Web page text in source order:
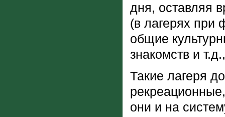
дня, оставляя
(в лагерях при
общие
знакомств и
Такие лагеря
они и на